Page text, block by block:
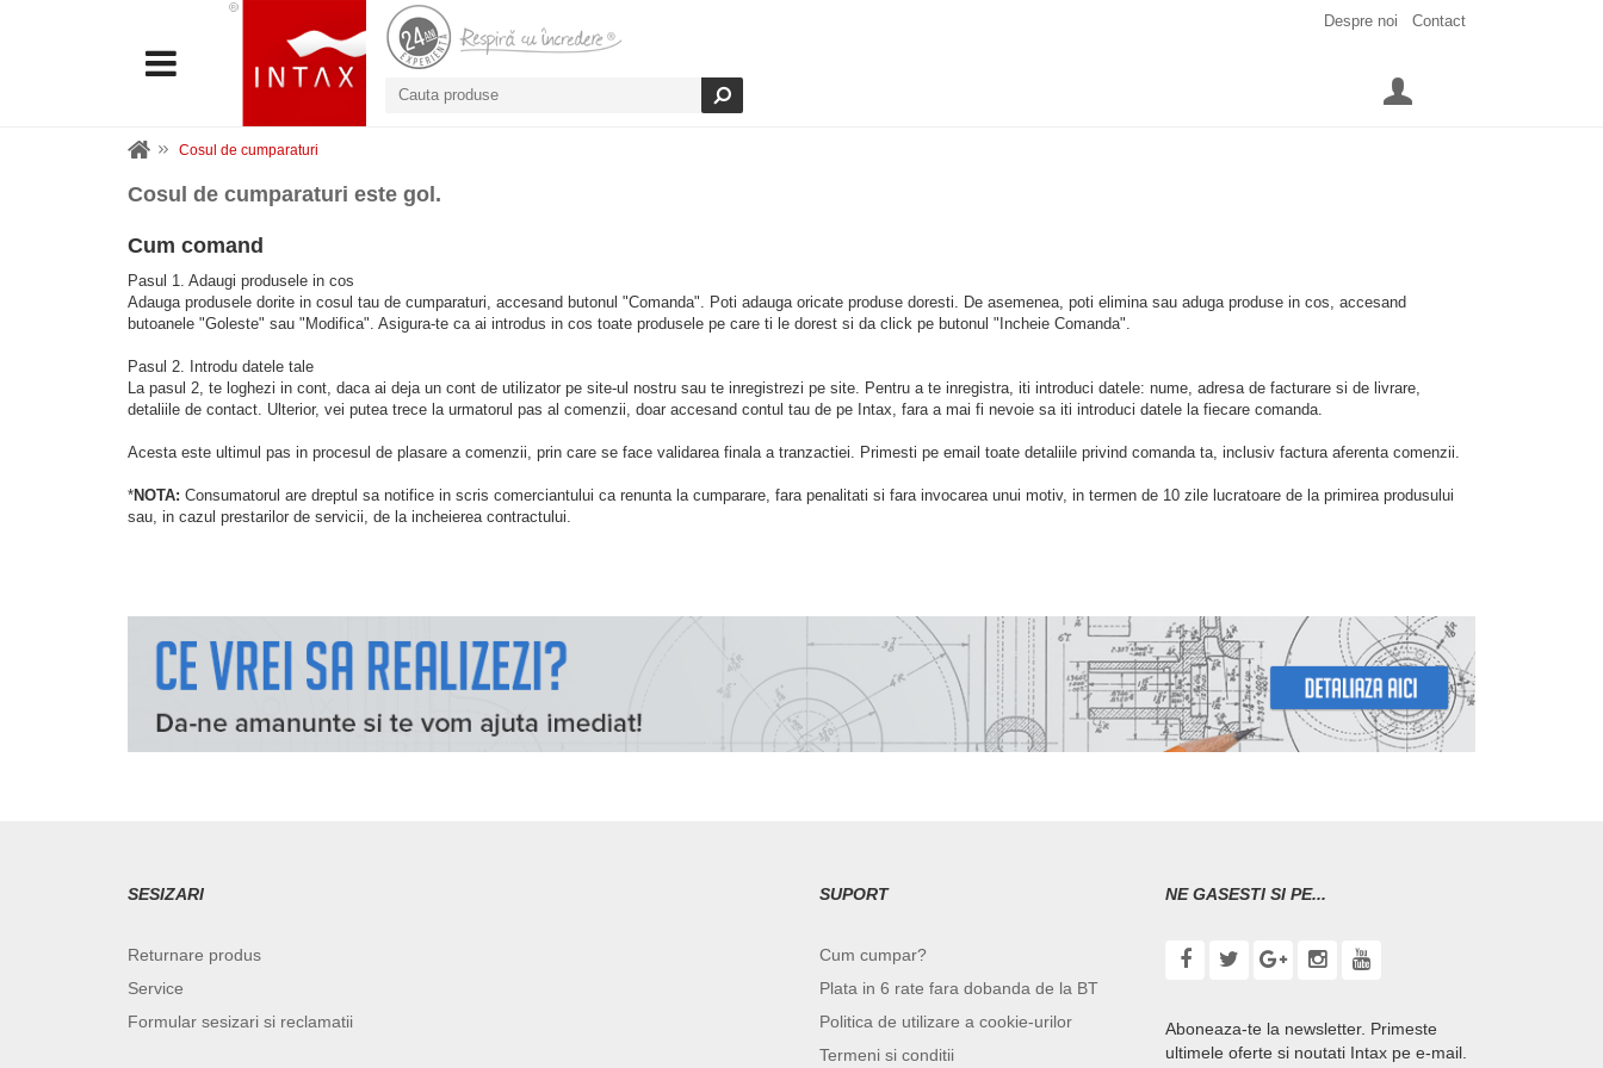
Despre noi Contact
Cosul de cumparaturi
Cosul de cumparaturi este gol.
Cum comand
Pasul 1. Adaugi produsele in cos
Adauga produsele dorite in cosul tau de cumparaturi, accesand butonul "Comanda". Poti adauga oricate produse doresti. De asemenea, poti elimina sau aduga produse in cos, accesand
butoanele "Goleste" sau "Modifica". Asigura-te ca ai introdus in cos toate produsele pe care ti le dorest si da click pe butonul "Incheie Comanda".
Pasul 2. Introdu datele tale
La pasul 2, te loghezi in cont, daca ai deja un cont de utilizator pe site-ul nostru sau te inregistrezi pe site. Pentru a te inregistra, iti introduci datele: nume, adresa de facturare si de livrare,
detaliile de contact. Ulterior, vei putea trece la urmatorul pas al comenzii, doar accesand contul tau de pe Intax, fara a mai fi nevoie sa iti introduci datele la fiecare comanda.
Acesta este ultimul pas in procesul de plasare a comenzii, prin care se face validarea finala a tranzactiei. Primesti pe email toate detaliile privind comanda ta, inclusiv factura aferenta comenzii.
*NOTA: Consumatorul are dreptul sa notifice in scris comerciantului ca renunta la cumparare, fara penalitati si fara invocarea unui motiv, in termen de 10 zile lucratoare de la primirea produsului
sau, in cazul prestarilor de servicii, de la incheierea contractului.
SESIZARI
Returnare produs
Service
Formular sesizari si reclamatii
SUPORT
Cum cumpar?
Plata in 6 rate fara dobanda de la BT
Politica de utilizare a cookie-urilor
Termeni si conditii
NE GASESTI SI PE...
Aboneaza-te la newsletter. Primeste
ultimele oferte si noutati Intax pe e-mail.